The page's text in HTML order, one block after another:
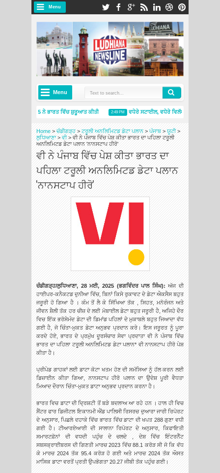
Menu
Menu
ਪ੍ਰਾਈਮੈਸੀ 5 ਨੇ ਭਾਰਤ ਵਿੱਚ ਸ਼ੁਰੂਆਤ ਕੀਤੀ 2:49 PM
ਵਧੇਰੇ ਸਟਾਈਲ, ਵਧੇਰੇ ਵਿਲੱਖਣਤਾ: ਸਕੋਡਾ ਆਟੋ
Home > ਚੰਡੀਗੜ੍ਹ > ਟਰੂਲੀ ਅਨਲਿਮਿਟਡ ਡੇਟਾ ਪਲਾਨ> ਪੰਜਾਬ > ਯੂਟੀ>
ਲੁਧਿਆਣਾ> ਵੀ> ਵੀ ਨੇ ਪੰਜਾਬ ਵਿੱਚ ਪੇਸ਼ ਕੀਤਾ ਭਾਰਤ ਦਾ ਪਹਿਲਾ ਟਰੂਲੀ
ਅਨਲਿਮਿਟਡ ਡੇਟਾ ਪਲਾਨ 'ਨਾਨਸਟਾਪ ਹੀਰੋ'
ਵੀ ਨੇ ਪੰਜਾਬ ਵਿੱਚ ਪੇਸ਼ ਕੀਤਾ ਭਾਰਤ ਦਾ
ਪਹਿਲਾ ਟਰੂਲੀ ਅਨਲਿਮਿਟਡ ਡੇਟਾ ਪਲਾਨ
'ਨਾਨਸਟਾਪ ਹੀਰੋ'
ਚੰਡੀਗੜ੍ਹ/ਲੁਧਿਆਣਾ, 28 ਮਈ, 2025 (ਭਗਵਿੰਦਰ ਪਾਲ ਸਿੰਘ): ਅੱਜ ਦੀ
ਹਾਈਪਰ-ਕਨੈਕਟਡ ਦੁਨੀਆ ਵਿੱਚ, ਬਿਨਾਂ ਕਿਸੇ ਰੁਕਾਵਟ ਦੇ ਡੇਟਾ ਐਕਸੈਸ ਬਹੁਤ
ਜਰੂਰੀ ਹੋ ਗਿਆ ਹੈ । ਕੰਮ ਤੋਂ ਲੈ ਕੇ ਸਿੱਖਿਆ ਤੱਕ , ਸਿਹਤ, ਮਨੋਰੰਜਨ ਅਤੇ
ਜੀਵਨ ਸ਼ੈਲੀਤੱਕ ਹਰ ਚੀਜ਼ ਦੇ ਲਈ ਮੋਬਾਈਲ ਡੇਟਾ ਬਹੁਤ ਜਰੂਰੀ ਹੈ, ਅਜਿਹੇ ਦੌਰ
ਵਿਚ ਇੱਕ ਭਰੋਸੇਮੰਦ ਡੇਟਾ ਦੀ ਡਿਮਾਂਡ ਪਹਿਲਾਂ ਦੇ ਮੁਕਾਬਲੇ ਬਹੁਤ ਜਿਆਦਾ ਵੱਧ
ਗਈ ਹੈ, ਜੋ ਚਿੰਤਾ-ਮੁਕਤ ਡੇਟਾ ਅਨੁਭਵ ਪ੍ਰਦਾਨ ਕਰੇ। ਇਸ ਜਰੂਰਤ ਨੂੰ ਪੂਰਾ
ਕਰਦੇ ਹੋਏ, ਭਾਰਤ ਦੇ ਪ੍ਰਮੁੱਖ ਦੂਰਸੰਚਾਰ ਸੇਵਾ ਪ੍ਰਦਾਤਾ ਵੀ ਨੇ ਪੰਜਾਬ ਵਿੱਚ
ਭਾਰਤ ਦਾ ਪਹਿਲਾ ਟਰੂਲੀ ਅਨਲਿਮਿਟਡ ਡੇਟਾ ਪਲਾਨ* ਵੀ ਨਾਨਸਟਾਪ ਹੀਰੋ ਪੇਸ਼
ਕੀਤਾ ਹੈ।
ਪ੍ਰੀਪੇਡ ਗਾਹਕਾਂ ਲਈ ਡਾਟਾ ਕੋਟਾ ਖਤਮ ਹੋਣ ਦੀ ਸਮੱਸਿਆ ਨੂੰ ਹੱਲ ਕਰਨ ਲਈ
ਡਿਜ਼ਾਈਨ ਕੀਤਾ ਗਿਆ, ਨਾਨਸਟਾਪ ਹੀਰੋ ਪਲਾਨ ਦਾ ਉਦੇਸ਼ ਪੂਰੀ ਵੈਧਤਾ
ਮਿਆਦ ਦੌਰਾਨ ਚਿੰਤਾ-ਮੁਕਤ ਡਾਟਾ ਅਨੁਭਵ ਪ੍ਰਦਾਨ ਕਰਨਾ ਹੈ।
ਭਾਰਤ ਵਿਚ ਡਾਟਾ ਦੀ ਦ੍ਰਿਸ਼ਟੀ ਤੋਂ ਬੜੇ ਬਦਲਾਅ ਆ ਰਹੇ ਹਨ । ਹਾਲ ਹੀ ਵਿਚ
ਸੈਂਟਰ ਫਾਰ ਡਿਜੀਟਲ ਇਕਾਨਮੀ ਐਂਡ ਪਾਲਿਸੀ ਰਿਸਰਚ ਦੁਆਰਾ ਜਾਰੀ ਰਿਪੋਰਟ
ਦੇ ਅਨੁਸਾਰ, ਪਿਛਲੇ ਦਹਾਕੇ ਵਿੱਚ ਭਾਰਤ ਵਿੱਚ ਡਾਟਾ ਦੀ ਖਪਤ 288 ਗੁਣਾ ਵਧੀ
ਗਈ ਹੈ। ਟੀਆਰਏਆਈ ਦੀ ਸਾਲਾਨਾ ਰਿਪੋਰਟ ਦੇ ਅਨੁਸਾਰ, ਕਿਫਾਇਤੀ
ਸਮਾਰਟਫ਼ੋਨਾਂ ਦੀ ਵਧਦੀ ਪਹੁੰਚ ਦੇ ਚਲਦੇ , ਦੇਸ਼ ਵਿੱਚ ਇੰਟਰਨੈੱਟ
ਸਬਸਕ੍ਰਾਈਬਰਸ ਦੀ ਗਿਣਤੀ ਮਾਰਚ 2023 ਵਿੱਚ 88.1 ਕਰੋੜ ਸੀ ਜੋ ਕਿ ਵੱਧ
ਕੇ ਮਾਰਚ 2024 ਤੱਕ 95.4 ਕਰੋੜ ਹੋ ਗਈ ਅਤੇ ਮਾਰਚ 2024 ਤੱਕ ਔਸਤ
ਮਾਸਿਕ ਡਾਟਾ ਵਰਤੋਂ ਪ੍ਰਤੀ ਉਪਭੋਗਤਾ 20.27 ਜੀਬੀ ਤੱਕ ਪਹੁੰਚ ਗਈ।